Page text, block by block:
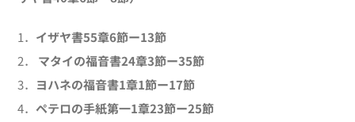
1． イザヤ書55章6節ー13節
2．
マタイの福音書24章3節ー35節
3． ヨハネの福音書1章1節ー17節
4．ペテロの手紙第一1章23節ー25節